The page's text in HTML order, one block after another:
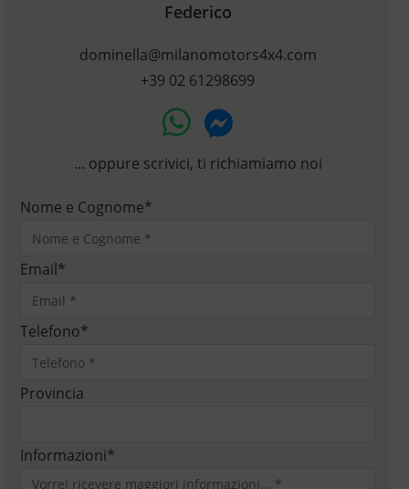
Federico
dominella@milanomotors4x4.com
+39 02 61298699
... oppure scrivici, ti richiamiamo noi
Nome e Cognome*
Email*
Telefono*
Provincia
Informazioni*